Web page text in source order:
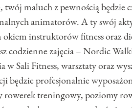
twój maluch z pewnością będzie
animatorów. A ty swój
instruktorów fitness oraz
codzienne zajęcia – Nordic
w Sali Fitness, warsztaty oraz
będzie profesjonalnie
rowerek treningowy, poziomy